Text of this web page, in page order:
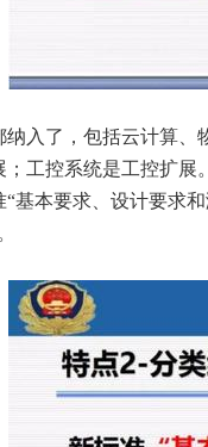
入了，包括云计算
工控系统是工控扩展
“基本要求、设计要求